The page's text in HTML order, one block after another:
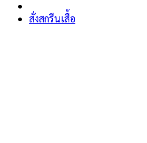
สั่งสกรีนเสื้อ